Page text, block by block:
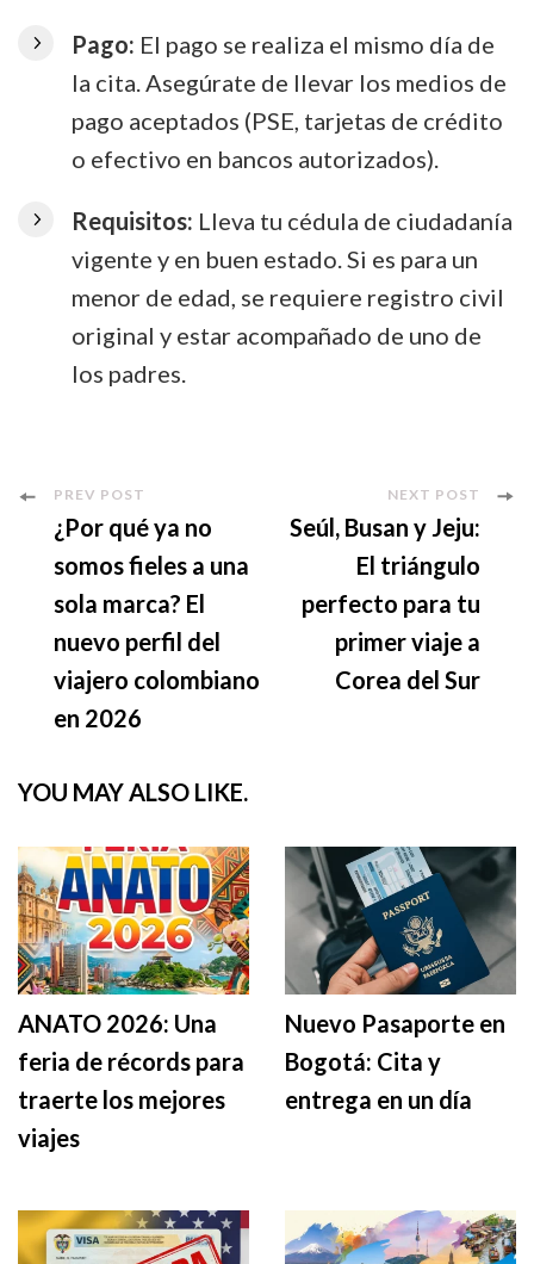
Pago: El pago se realiza el mismo día de
la cita. Asegúrate de llevar los medios de
pago aceptados (PSE, tarjetas de crédito
o efectivo en bancos autorizados).
Requisitos: Lleva tu cédula de ciudadanía
vigente y en buen estado. Si es para un
menor de edad, se requiere registro civil
original y estar acompañado de uno de
los padres.
Post
Navigation
PREV POST
¿Por qué ya no
somos fieles a una
sola marca? El
nuevo perfil del
viajero colombiano
en 2026
NEXT POST
Seúl, Busan y Jeju:
El triángulo
perfecto para tu
primer viaje a
Corea del Sur
YOU MAY ALSO LIKE.
ANATO 2026: Una
feria de récords para
traerte los mejores
viajes
Nuevo Pasaporte en
Bogotá: Cita y
entrega en un día